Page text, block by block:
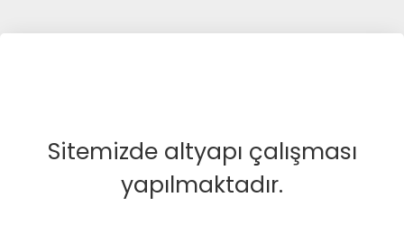
Sitemizde altyapı çalışması
yapılmaktadır.